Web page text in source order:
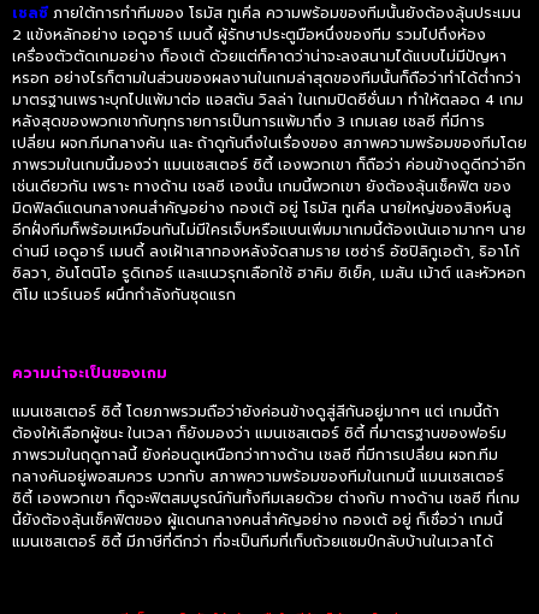
เชลซี ภายใต้การทำทีมของ โธมัส ทูเคิ่ล ความพร้อมของทีมนั้นยังต้องลุ้นประเมน
2 แข้งหลักอย่าง เอดูอาร์ เมนดี้ ผู้รักษาประตูมือหนึ่งของทีม รวมไปถึงห้อง
เครื่องตัวตัดเกมอย่าง ก็องเต้ ด้วยแต่ก็คาดว่าน่าจะลงสนามได้แบบไม่มีปัญหา
หรอก อย่างไรก็ตามในส่วนของผลงานในเกมล่าสุดของทีมนั้นก็ถือว่าทำได้ต่ำกว่า
มาตรฐานเพราะบุกไปแพ้มาต่อ แอสตัน วิลล่า ในเกมปิดซีซั่นมา ทำให้ตลอด 4 เกม
หลังสุดของพวกเขากับทุกรายการเป็นการแพ้มาถึง 3 เกมเลย เชลซี ที่มีการ
เปลี่ยน ผจก.ทีมกลางคัน และ ถ้าดูกันถึงในเรื่องของ สภาพความพร้อมของทีมโดย
ภาพรวมในเกมนี้มองว่า แมนเชสเตอร์ ซิตี้ เองพวกเขา ก็ถือว่า ค่อนข้างดูดีกว่าอีก
เช่นเดียวกัน เพราะ ทางด้าน เชลซี เองนั้น เกมนี้พวกเขา ยังต้องลุ้นเช็คฟิต ของ
มิดฟิลด์แดนกลางคนสำคัญอย่าง กองเต้ อยู่ โธมัส ทูเคิ่ล นายใหญ่ของสิงห์บลู
อีกฝั่งทีมก็พร้อมเหมือนกันไม่มีใครเจ็บหรือแบนเพิ่มมาเกมนี้ต้องเน้นเอามากๆ นาย
ด่านมี เอดูอาร์ เมนดี้ ลงเฝ้าเสากองหลังจัดสามราย เซซ่าร์ อัซปิลิกูเอต้า, ธิอาโก้
ซิลวา, อันโตนิโอ รูดิเกอร์ และแนวรุกเลือกใช้ ฮาคิม ซิเย็ค, เมสัน เม้าต์ และหัวหอก
ติโม แวร์เนอร์ ผนึกกำลังกันชุดแรก
ความน่าจะเป็นของเกม
แมนเชสเตอร์ ซิตี้ โดยภาพรวมถือว่ายังค่อนข้างดูสู่สีกันอยู่มากๆ แต่ เกมนี้ถ้า
ต้องให้เลือกผู้ชนะ ในเวลา ก็ยังมองว่า แมนเชสเตอร์ ซิตี้ ที่มาตรฐานของฟอร์ม
ภาพรวมในฤดูกาลนี้ ยังค่อนดูเหนือกว่าทางด้าน เชลซี ที่มีการเปลี่ยน ผจก.ทีม
กลางคันอยู่พอสมควร บวกกับ สภาพความพร้อมของทีมในเกมนี้ แมนเชสเตอร์
ซิตี้ เองพวกเขา ก็ดูจะฟิตสมบูรณ์กันทั้งทีมเลยด้วย ต่างกับ ทางด้าน เชลซี ที่เกม
นี้ยังต้องลุ้นเช็คฟิตของ ผู้แดนกลางคนสำคัญอย่าง กองเต้ อยู่ ก็เชื่อว่า เกมนี้
แมนเชสเตอร์ ซิตี้ มีภาษีที่ดีกว่า ที่จะเป็นทีมที่เก็บถ้วยแชมป์กลับบ้านในเวลาได้